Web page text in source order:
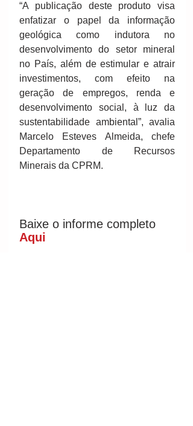
“A publicação deste produto visa
enfatizar o papel da informação
geológica como indutora no
desenvolvimento do setor mineral
no País, além de estimular e atrair
investimentos, com efeito na
geração de empregos, renda e
desenvolvimento social, à luz da
sustentabilidade ambiental”, avalia
Marcelo Esteves Almeida, chefe
Departamento de Recursos
Minerais da CPRM.
Baixe o informe completo
Aqui